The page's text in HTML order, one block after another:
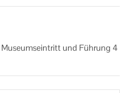
und Führung 4